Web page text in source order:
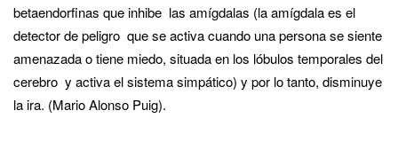
betaendorfinas que inhibe las amígdalas (la amígdala es el
detector de peligro que se activa cuando una persona se siente
amenazada o tiene miedo, situada en los lóbulos temporales del
cerebro y activa el sistema simpático) y por lo tanto, disminuye
la ira. (Mario Alonso Puig).